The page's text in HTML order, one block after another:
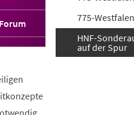
775-Westfalen
HNF-
auf der Spur